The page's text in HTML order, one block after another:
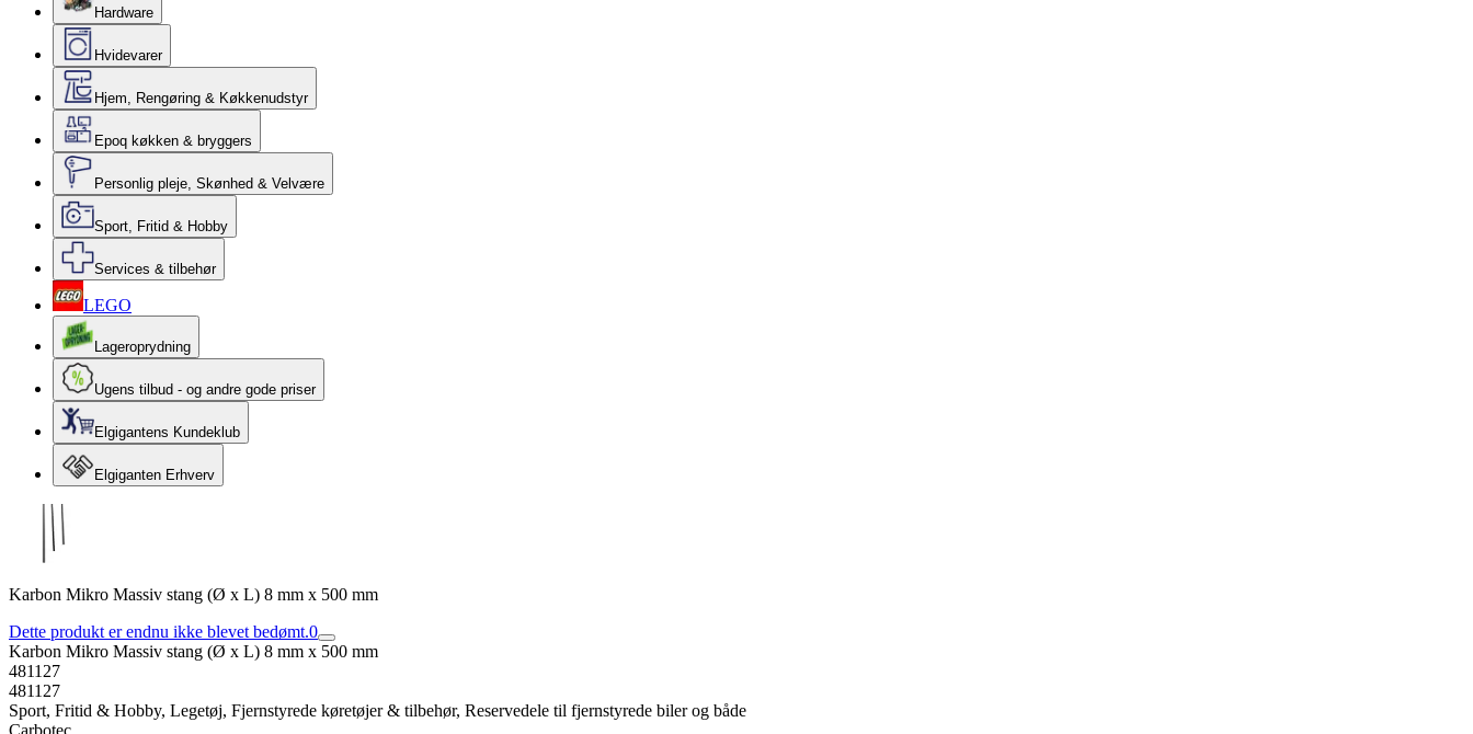
Hardware
Hvidevarer
Hjem, Rengøring & Køkkenudstyr
Epoq køkken & bryggers
Personlig pleje, Skønhed & Velvære
Sport, Fritid & Hobby
Services & tilbehør
LEGO
Lageroprydning
Ugens tilbud - og andre gode priser
Elgigantens Kundeklub
Elgiganten Erhverv
Karbon Mikro Massiv stang (Ø x L) 8 mm x 500 mm
Dette produkt er endnu ikke blevet bedømt.0
Karbon Mikro Massiv stang (Ø x L) 8 mm x 500 mm
481127
481127
Sport, Fritid & Hobby, Legetøj, Fjernstyrede køretøjer & tilbehør, Reservedele til fjernstyrede biler og både
Carbotec